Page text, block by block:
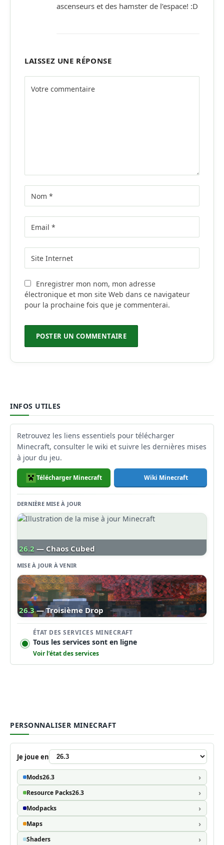
ascenseurs et des hamster de l’espace! :D
LAISSEZ UNE RÉPONSE
Enregistrer mon nom, mon adresse
électronique et mon site Web dans ce navigateur
pour la prochaine fois que je commenterai.
INFOS UTILES
Retrouvez les liens essentiels pour télécharger
Minecraft, consulter le wiki et suivre les dernières mises
à jour du jeu.
Télécharger Minecraft Wiki Minecraft
DERNIÈRE MISE À JOUR
26.2 — Chaos Cubed
MISE À JOUR À VENIR
26.3 — Troisième Drop
ÉTAT DES SERVICES MINECRAFT
Tous les services sont en ligne
Voir l’état des services
PERSONNALISER MINECRAFT
Je joue en
Mods26.3
Resource Packs26.3
Modpacks
Maps
Shaders